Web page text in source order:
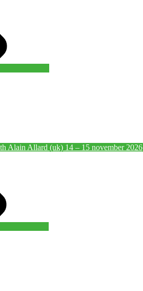
Alain Allard (uk) 14 – 15 november 2026